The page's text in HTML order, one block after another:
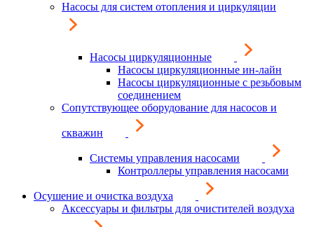
Насосы для систем отопления и циркуляции
Насосы циркуляционные
Насосы циркуляционные ин-лайн
Насосы циркуляционные с резьбовым
соединением
Сопутствующее оборудование для насосов и
скважин
Системы управления насосами
Контроллеры управления насосами
Осушение и очистка воздуха
Аксессуары и фильтры для очистителей воздуха